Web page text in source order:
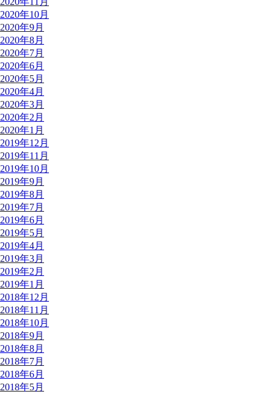
2020年10月
2020年9月
2020年8月
2020年7月
2020年6月
2020年5月
2020年4月
2020年3月
2020年2月
2020年1月
2019年12月
2019年11月
2019年10月
2019年9月
2019年8月
2019年7月
2019年6月
2019年5月
2019年4月
2019年3月
2019年2月
2019年1月
2018年12月
2018年11月
2018年10月
2018年9月
2018年8月
2018年7月
2018年6月
2018年5月